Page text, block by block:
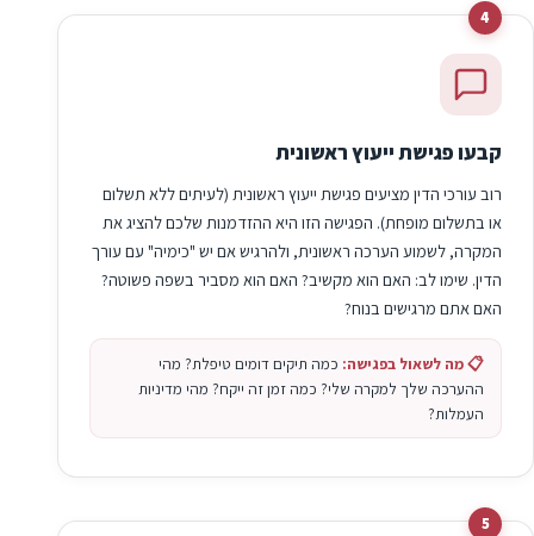
4
קבעו פגישת ייעוץ ראשונית
רוב עורכי הדין מציעים פגישת ייעוץ ראשונית (לעיתים ללא תשלום
או בתשלום מופחת). הפגישה הזו היא ההזדמנות שלכם להציג את
המקרה, לשמוע הערכה ראשונית, ולהרגיש אם יש "כימיה" עם עורך
הדין. שימו לב: האם הוא מקשיב? האם הוא מסביר בשפה פשוטה?
האם אתם מרגישים בנוח?
📋 מה לשאול בפגישה: כמה תיקים דומים טיפלת? מהי
ההערכה שלך למקרה שלי? כמה זמן זה ייקח? מהי מדיניות
העמלות?
5